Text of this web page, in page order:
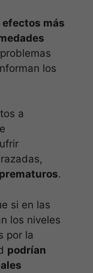
más
los
a
.
si en las
los niveles
por la
podrían